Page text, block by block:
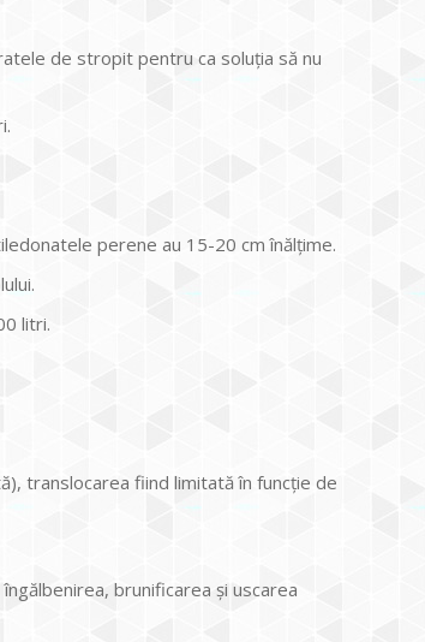
de stropit pentru ca soluţia să nu
perene au 15-20 cm înălţime.
litri.
translocarea fiind limitată în funcție de
brunificarea și uscarea